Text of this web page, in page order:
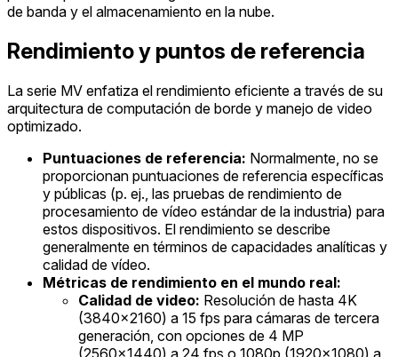
de banda y el almacenamiento en la nube.
Rendimiento y puntos de referencia
La serie MV enfatiza el rendimiento eficiente a través de su
arquitectura de computación de borde y manejo de video
optimizado.
Puntuaciones de referencia: Normalmente, no se
proporcionan puntuaciones de referencia específicas
y públicas (p. ej., las pruebas de rendimiento de
procesamiento de vídeo estándar de la industria) para
estos dispositivos. El rendimiento se describe
generalmente en términos de capacidades analíticas y
calidad de vídeo.
Métricas de rendimiento en el mundo real:
Calidad de video: Resolución de hasta 4K
(3840x2160) a 15 fps para cámaras de tercera
generación, con opciones de 4 MP
(2560x1440) a 24 fps o 1080p (1920x1080) a